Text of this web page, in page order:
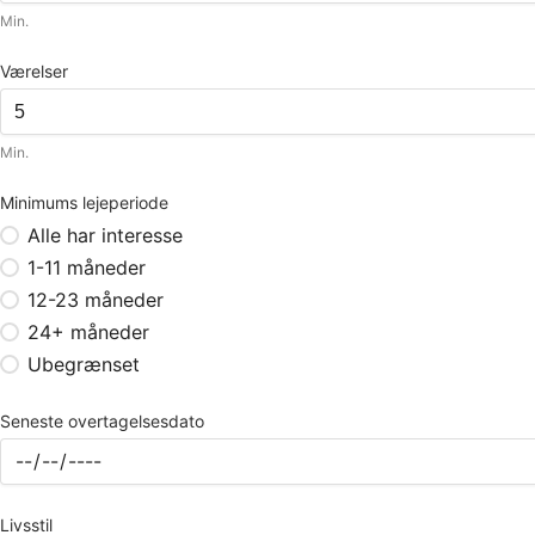
Min.
Værelser
Min.
Minimums lejeperiode
Alle har interesse
1-11 måneder
12-23 måneder
24+ måneder
Ubegrænset
Seneste overtagelsesdato
Livsstil